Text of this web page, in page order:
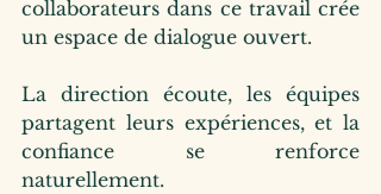
collaborateurs dans ce travail crée
un espace de dialogue ouvert.
La direction écoute, les équipes
partagent leurs expériences, et la
confiance se renforce
naturellement.